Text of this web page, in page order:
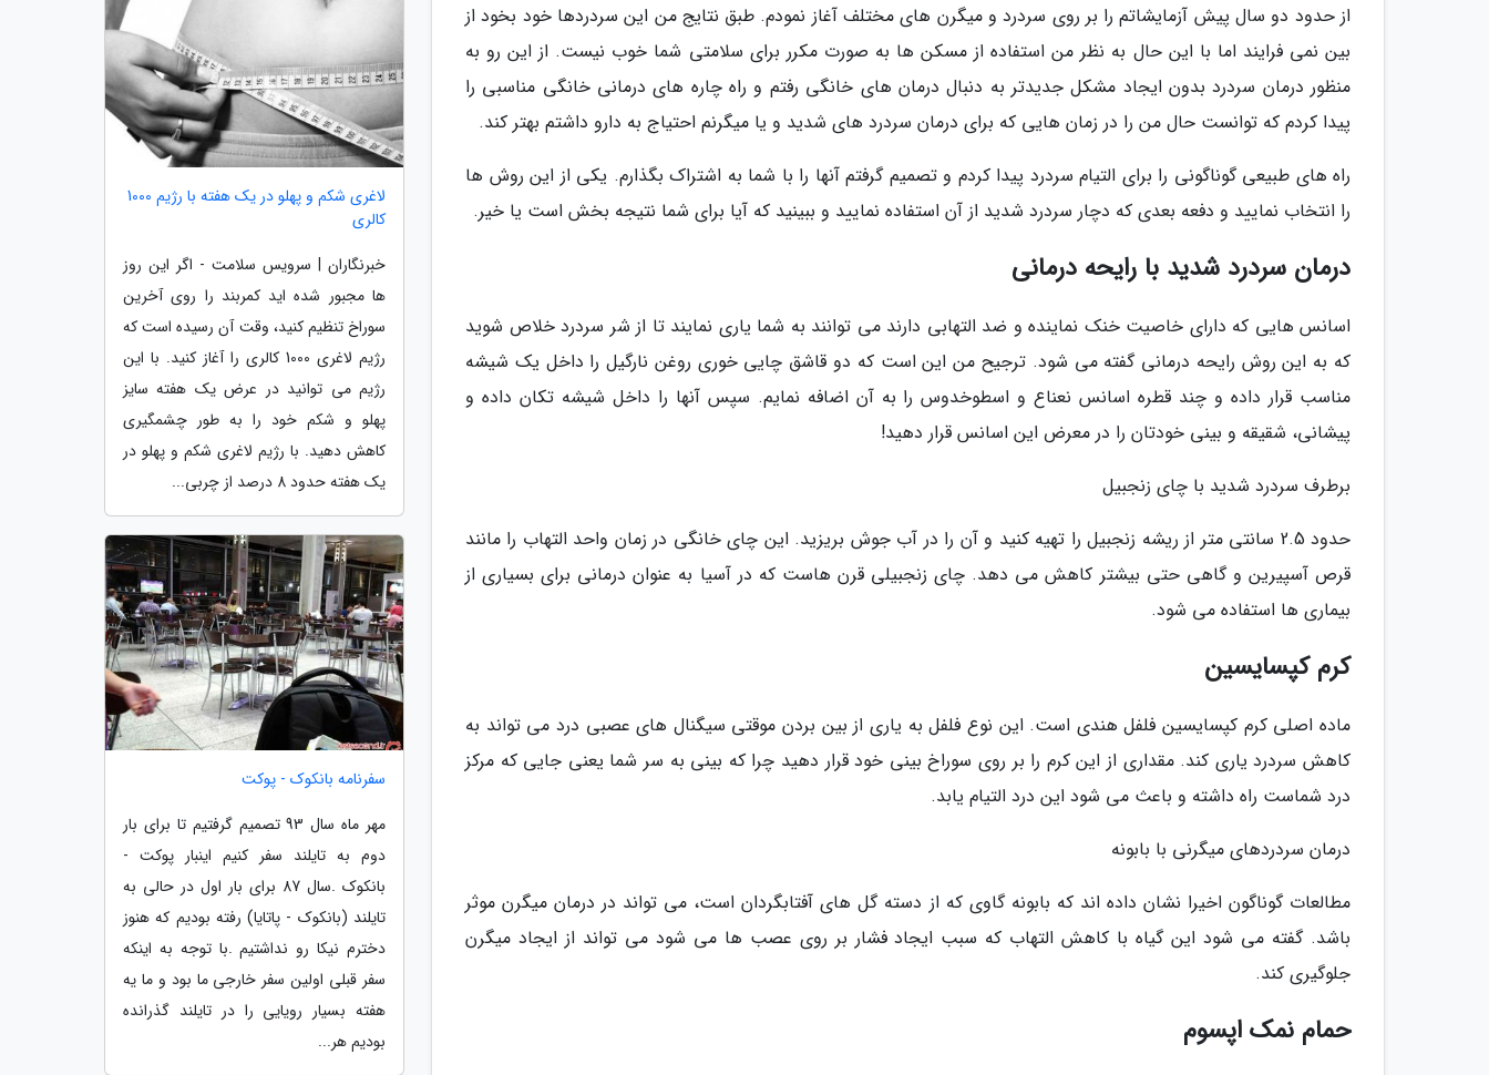
از حدود دو سال پیش آزمایشاتم را بر روی سردرد و میگرن های مختلف آغاز نمودم. طبق نتایج من این سردردها خود بخود از
بین نمی فرایند اما با این حال به نظر من استفاده از مسکن ها به صورت مکرر برای سلامتی شما خوب نیست. از این رو به
منظور درمان سردرد بدون ایجاد مشکل جدیدتر به دنبال درمان های خانگی رفتم و راه چاره های درمانی خانگی مناسبی را
پیدا کردم که توانست حال من را در زمان هایی که برای درمان سردرد های شدید و یا میگرنم احتیاج به دارو داشتم بهتر کند.
راه های طبیعی گوناگونی را برای التیام سردرد پیدا کردم و تصمیم گرفتم آنها را با شما به اشتراک بگذارم. یکی از این روش ها
را انتخاب نمایید و دفعه بعدی که دچار سردرد شدید از آن استفاده نمایید و ببینید که آیا برای شما نتیجه بخش است یا خیر.
درمان سردرد شدید با رایحه درمانی
اسانس هایی که دارای خاصیت خنک نماینده و ضد التهابی دارند می توانند به شما یاری نمایند تا از شر سردرد خلاص شوید
که به این روش رایحه درمانی گفته می شود. ترجیح من این است که دو قاشق چایی خوری روغن نارگیل را داخل یک شیشه
مناسب قرار داده و چند قطره اسانس نعناع و اسطوخدوس را به آن اضافه نمایم. سپس آنها را داخل شیشه تکان داده و
پیشانی، شقیقه و بینی خودتان را در معرض این اسانس قرار دهید!
برطرف سردرد شدید با چای زنجبیل
حدود 2.5 سانتی متر از ریشه زنجبیل را تهیه کنید و آن را در آب جوش بریزید. این چای خانگی در زمان واحد التهاب را مانند
قرص آسپیرین و گاهی حتی بیشتر کاهش می دهد. چای زنجبیلی قرن هاست که در آسیا به عنوان درمانی برای بسیاری از
بیماری ها استفاده می شود.
کرم کپسایسین
ماده اصلی کرم کپسایسین فلفل هندی است. این نوع فلفل به یاری از بین بردن موقتی سیگنال های عصبی درد می تواند به
کاهش سردرد یاری کند. مقداری از این کرم را بر روی سوراخ بینی خود قرار دهید چرا که بینی به سر شما یعنی جایی که مرکز
درد شماست راه داشته و باعث می شود این درد التیام یابد.
درمان سردردهای میگرنی با بابونه
مطالعات گوناگون اخیرا نشان داده اند که بابونه گاوی که از دسته گل های آفتابگردان است، می تواند در درمان میگرن موثر
باشد. گفته می شود این گیاه با کاهش التهاب که سبب ایجاد فشار بر روی عصب ها می شود می تواند از ایجاد میگرن
جلوگیری کند.
حمام نمک اپسوم
لاغری شکم و پهلو در یک هفته با رژیم 1000
کالری
خبرنگاران | سرویس سلامت - اگر این روز
ها مجبور شده اید کمربند را روی آخرین
سوراخ تنظیم کنید، وقت آن رسیده است که
رژیم لاغری 1000 کالری را آغاز کنید. با این
رژیم می توانید در عرض یک هفته سایز
پهلو و شکم خود را به طور چشمگیری
کاهش دهید. با رژیم لاغری شکم و پهلو در
یک هفته حدود 8 درصد از چربی...
سفرنامه بانکوک - پوکت
مهر ماه سال 93 تصمیم گرفتیم تا برای بار
دوم به تایلند سفر کنیم اینبار پوکت -
بانکوک .سال 87 برای بار اول در حالی به
تایلند (بانکوک - پاتایا) رفته بودیم که هنوز
دخترم نیکا رو نداشتیم .با توجه به اینکه
سفر قبلی اولین سفر خارجی ما بود و ما یه
هفته بسیار رویایی را در تایلند گذرانده
بودیم هر...